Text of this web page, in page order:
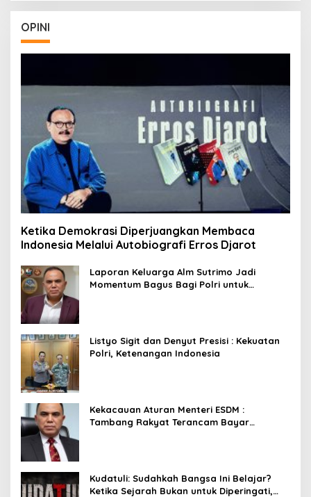
OPINI
Ketika Demokrasi Diperjuangkan Membaca
Indonesia Melalui Autobiografi Erros Djarot
Laporan Keluarga Alm Sutrimo Jadi
Momentum Bagus Bagi Polri untuk
Listyo Sigit dan Denyut Presisi : Kekuatan
Polri, Ketenangan Indonesia
Kekacauan Aturan Menteri ESDM :
Tambang Rakyat Terancam Bayar
Kudatuli: Sudahkah Bangsa Ini Belajar?
Ketika Sejarah Bukan untuk Diperingati,